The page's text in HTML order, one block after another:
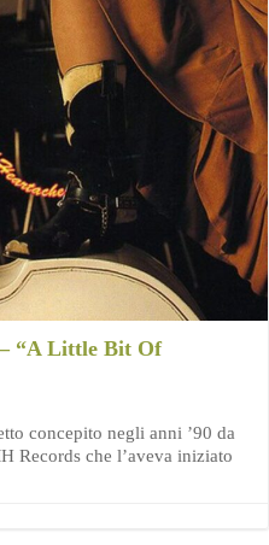
“A Little Bit Of
concepito negli anni ’90 da
Records che l’aveva iniziato